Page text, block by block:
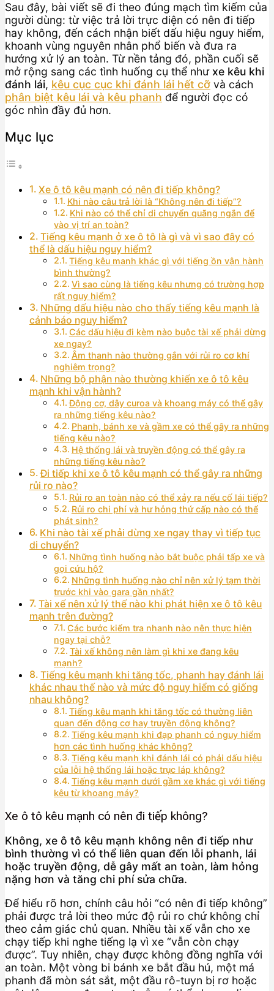
Sau đây, bài viết sẽ đi theo đúng mạch tìm kiếm của
người dùng: từ việc trả lời trực diện có nên đi tiếp
hay không, đến cách nhận biết dấu hiệu nguy hiểm,
khoanh vùng nguyên nhân phổ biến và đưa ra
hướng xử lý an toàn. Từ nền tảng đó, phần cuối sẽ
mở rộng sang các tình huống cụ thể như xe kêu khi
đánh lái, kêu cục cục khi đánh lái hết cỡ và cách
phân biệt kêu lái và kêu phanh để người đọc có
góc nhìn đầy đủ hơn.
Mục lục
Xe ô tô kêu mạnh có nên đi tiếp không?
Khi nào câu trả lời là “Không nên đi tiếp”?
Khi nào có thể chỉ di chuyển quãng ngắn để
vào vị trí an toàn?
Tiếng kêu mạnh ở xe ô tô là gì và vì sao đây có
thể là dấu hiệu nguy hiểm?
Tiếng kêu mạnh khác gì với tiếng ồn vận hành
bình thường?
Vì sao cùng là tiếng kêu nhưng có trường hợp
rất nguy hiểm?
Những dấu hiệu nào cho thấy tiếng kêu mạnh là
cảnh báo nguy hiểm?
Các dấu hiệu đi kèm nào buộc tài xế phải dừng
xe ngay?
Âm thanh nào thường gắn với rủi ro cơ khí
nghiêm trọng?
Những bộ phận nào thường khiến xe ô tô kêu
mạnh khi vận hành?
Động cơ, dây curoa và khoang máy có thể gây
ra những tiếng kêu nào?
Phanh, bánh xe và gầm xe có thể gây ra những
tiếng kêu nào?
Hệ thống lái và truyền động có thể gây ra
những tiếng kêu nào?
Đi tiếp khi xe ô tô kêu mạnh có thể gây ra những
rủi ro nào?
Rủi ro an toàn nào có thể xảy ra nếu cố lái tiếp?
Rủi ro chi phí và hư hỏng thứ cấp nào có thể
phát sinh?
Khi nào tài xế phải dừng xe ngay thay vì tiếp tục
di chuyển?
Những tình huống nào bắt buộc phải tấp xe và
gọi cứu hộ?
Những tình huống nào chỉ nên xử lý tạm thời
trước khi vào gara gần nhất?
Tài xế nên xử lý thế nào khi phát hiện xe ô tô kêu
mạnh trên đường?
Các bước kiểm tra nhanh nào nên thực hiện
ngay tại chỗ?
Tài xế không nên làm gì khi xe đang kêu
mạnh?
Tiếng kêu mạnh khi tăng tốc, phanh hay đánh lái
khác nhau thế nào và mức độ nguy hiểm có giống
nhau không?
Tiếng kêu mạnh khi tăng tốc có thường liên
quan đến động cơ hay truyền động không?
Tiếng kêu mạnh khi đạp phanh có nguy hiểm
hơn các tình huống khác không?
Tiếng kêu mạnh khi đánh lái có phải dấu hiệu
của lỗi hệ thống lái hoặc trục láp không?
Tiếng kêu mạnh dưới gầm xe khác gì với tiếng
kêu từ khoang máy?
Xe ô tô kêu mạnh có nên đi tiếp không?
Không, xe ô tô kêu mạnh không nên đi tiếp như
bình thường vì có thể liên quan đến lỗi phanh, lái
hoặc truyền động, dễ gây mất an toàn, làm hỏng
nặng hơn và tăng chi phí sửa chữa.
Để hiểu rõ hơn, chính câu hỏi “có nên đi tiếp không”
phải được trả lời theo mức độ rủi ro chứ không chỉ
theo cảm giác chủ quan. Nhiều tài xế vẫn cho xe
chạy tiếp khi nghe tiếng lạ vì xe “vẫn còn chạy
được”. Tuy nhiên, chạy được không đồng nghĩa với
an toàn. Một vòng bi bánh xe bắt đầu hú, một má
phanh đã mòn sát sắt, một đầu rô-tuyn bị rơ hoặc